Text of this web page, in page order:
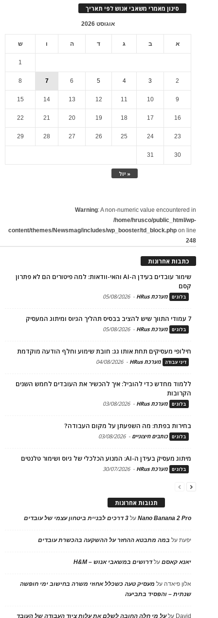
סינון מאמרי משאבי אנוש לפי תאריך
אוגוסט 2026
א ב ג ד ה ו ש
« יול
1
2
3
4
5
6
7
8
9
10
11
12
13
14
15
16
17
18
19
20
21
22
23
24
25
26
27
28
29
30
31
Warning: A non-numeric value encountered in
/home/hrusco/public_html/wp-
content/themes/Newsmag/includes/wp_booster/td_block.php on line
248
כתבות אחרונות
שימור עובדים בעידן ה-AI והאי-וודאות: למה פיטורים הם לא פתרון
קסם
בלוגים מערכת HRus -
05/08/2026
7 עמודי התווך שיש להציב בבסיס תהליך הגיוס ומיתוג המעסיק
בלוגים מערכת HRus -
05/08/2026
חילופי מעסיקים תחת אותו גג: חובת שימוע וחלף הודעה מוקדמת
דיני עבודה מערכת HRus -
04/08/2026
ללמוד מחדש כדי להוביל: איך להכשיר את העובדים לחמש השנים
הקרובות
בלוגים מערכת HRus -
03/08/2026
בחירות בפתח: מה השפעתן על מקום העבודה?
בלוגים כותבים חיצוניים -
03/08/2026
מיתוג מעסיק בעידן ה-AI: המנוע הכלכלי של גיוס ושימור טלנטים
בלוגים מערכת HRus -
30/07/2026
תגובות אחרונות
Nano Banana 2 Proעל 3 דרכים לבניית ביטחון עצמי של עובדים
יפעתעל במה מתבטא ההחזר על ההשקעה בהכשרת עובדים
יאנא קאסםעלדרושים במשאבי אנוש – H&M
אלון פיאדה על מעסיק טעה כשכלל אחוזי משרה בחישוב ימי חופשה
שנתית – והפסיד בתביעה
David עלעל מי חלה החובה לשלם את עלות ציוד העבודה של העובד